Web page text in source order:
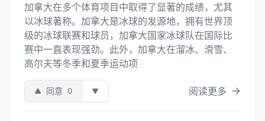
加拿大在多个体育项目中取得了显著的成绩，尤其
以冰球著称。加拿大是冰球的发源地，拥有世界顶
级的冰球联赛和球员，加拿大国家冰球队在国际比
赛中一直表现强劲。此外，加拿大在溜冰、滑雪、
高尔夫等冬季和夏季运动项
同意 0 阅读更多